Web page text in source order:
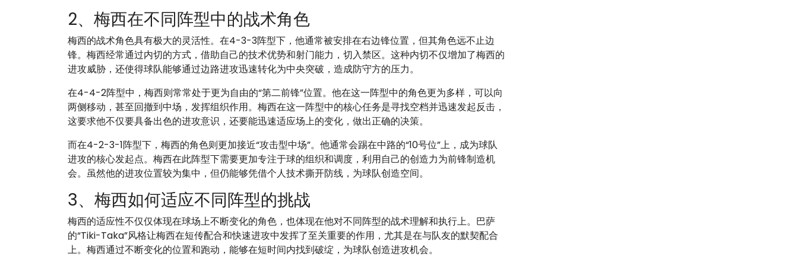
2、梅西在不同阵型中的战术角色
梅西的战术角色具有极大的灵活性。在4-3-3阵型下，他通常被安排在右边锋位置，但其角色远不止边
锋。梅西经常通过内切的方式，借助自己的技术优势和射门能力，切入禁区。这种内切不仅增加了梅西的
进攻威胁，还使得球队能够通过边路进攻迅速转化为中央突破，造成防守方的压力。
在4-4-2阵型中，梅西则常常处于更为自由的“第二前锋”位置。他在这一阵型中的角色更为多样，可以向
两侧移动，甚至回撤到中场，发挥组织作用。梅西在这一阵型中的核心任务是寻找空档并迅速发起反击，
这要求他不仅要具备出色的进攻意识，还要能迅速适应场上的变化，做出正确的决策。
而在4-2-3-1阵型下，梅西的角色则更加接近“攻击型中场”。他通常会踢在中路的“10号位”上，成为球队
进攻的核心发起点。梅西在此阵型下需要更加专注于球的组织和调度，利用自己的创造力为前锋制造机
会。虽然他的进攻位置较为集中，但仍能够凭借个人技术撕开防线，为球队创造空间。
3、梅西如何适应不同阵型的挑战
梅西的适应性不仅仅体现在球场上不断变化的角色，也体现在他对不同阵型的战术理解和执行上。巴萨
的“Tiki-Taka”风格让梅西在短传配合和快速进攻中发挥了至关重要的作用，尤其是在与队友的默契配合
上。梅西通过不断变化的位置和跑动，能够在短时间内找到破绽，为球队创造进攻机会。